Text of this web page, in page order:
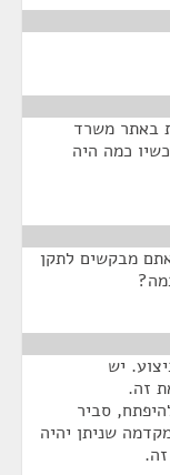
באתר משרד
כמה היה
מבקשים לתקן
יש
זה.
סביר
שניתן יהיה